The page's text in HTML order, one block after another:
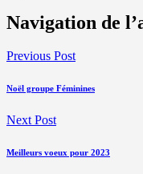
Navigation de
Previous Post
Noël groupe Féminines
Next Post
Meilleurs voeux pour 2023